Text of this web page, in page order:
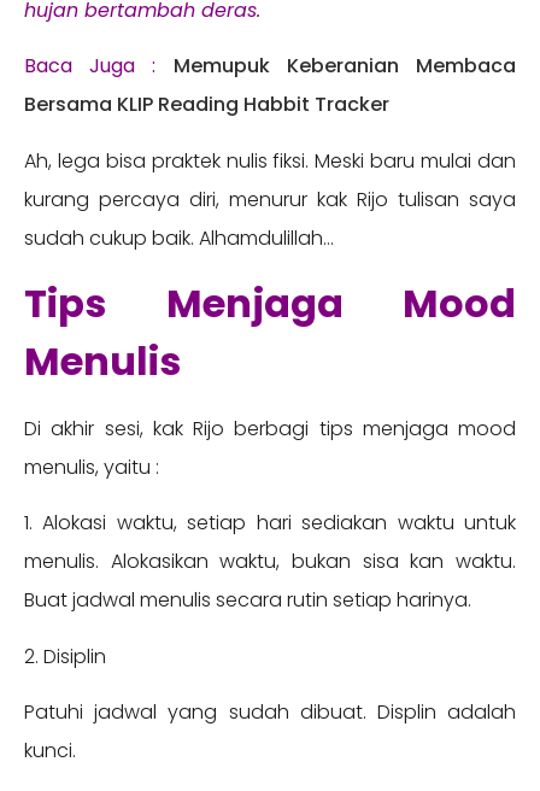
hujan bertambah deras.
Baca Juga : Memupuk Keberanian Membaca
Bersama KLIP Reading Habbit Tracker
Ah, lega bisa praktek nulis fiksi. Meski baru mulai dan
kurang percaya diri, menurur kak Rijo tulisan saya
sudah cukup baik. Alhamdulillah…
Tips Menjaga Mood
Menulis
Di akhir sesi, kak Rijo berbagi tips menjaga mood
menulis, yaitu :
1. Alokasi waktu, setiap hari sediakan waktu untuk
menulis. Alokasikan waktu, bukan sisa kan waktu.
Buat jadwal menulis secara rutin setiap harinya.
2. Disiplin
Patuhi jadwal yang sudah dibuat. Displin adalah
kunci.